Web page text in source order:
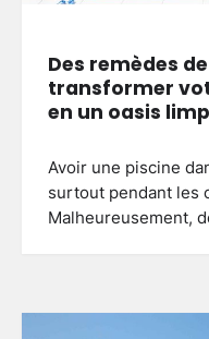
Des remèdes
transformer
en un oasis
Avoir une piscine
surtout pendant les
Malheureusement,